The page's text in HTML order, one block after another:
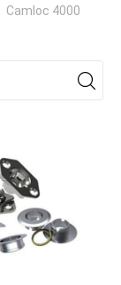
Camloc 4000